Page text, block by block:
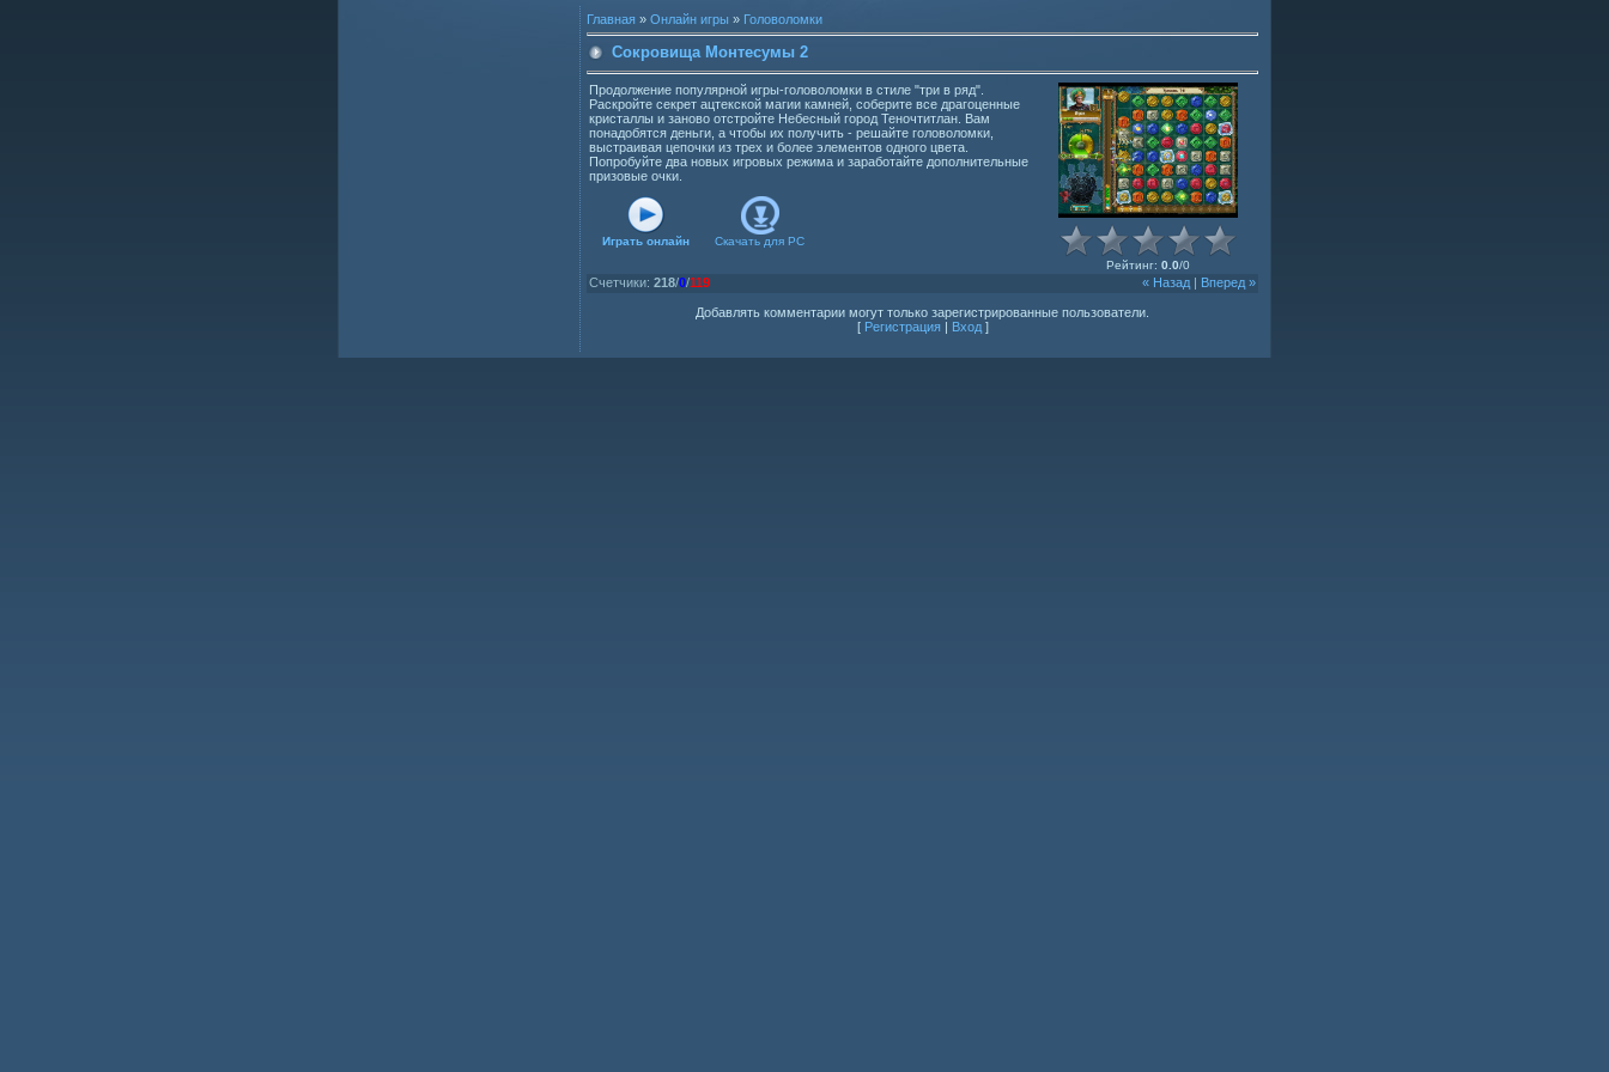
Главная » Онлайн игры » Головоломки
Сокровища Монтесумы 2
Продолжение популярной игры-головоломки в стиле "три в ряд".
Раскройте секрет ацтекской магии камней, соберите все драгоценные
кристаллы и заново отстройте Небесный город Теночтитлан. Вам
понадобятся деньги, а чтобы их получить - решайте головоломки,
выстраивая цепочки из трех и более элементов одного цвета.
Попробуйте два новых игровых режима и заработайте дополнительные
призовые очки.
Играть онлайн Скачать для PC
Рейтинг: 0.0/0
« Назад Вперед »
Счетчики: 218/0/119
Добавлять комментарии могут только зарегистрированные пользователи.
[ Регистрация| Вход]